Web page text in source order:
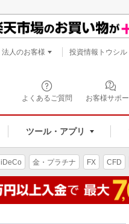
よくあるご質問 お客様サポー
ツール・アプリ
法人のお客様 投資情報トウシル
iDeCo 金・プラチナ FX CFD